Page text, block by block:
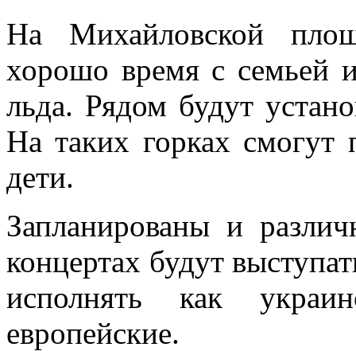
На Михайловской
хорошо время с семьей
льда. Рядом будут
На таких горках смогут
дети.
Запланированы и
концертах будут
исполнять как
европейские.